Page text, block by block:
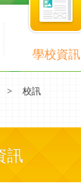
學校資訊
> 校訊
訊